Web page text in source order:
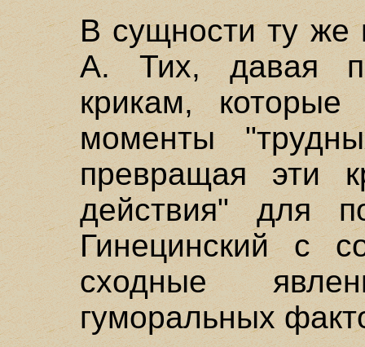
В сущности ту же
А. Тих, давая
крикам,
моменты
превращая эти
действия" для
Гинецинский с
сходные
гуморальных